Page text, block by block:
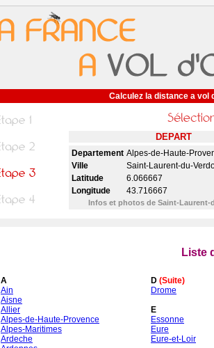
Calculez la distance a vol
DEPART
Departement Alpes-de-Haute-
Ville
Saint-Laurent-du-
Latitude
6.066667
Longitude
43.716667
Infos et photos de Saint-Laurent-
Liste
A
Ain
Aisne
Allier
Alpes-de-Haute-Provence
Alpes-Maritimes
Ardeche
D (Suite)
Drome
E
Essonne
Eure
Eure-et-Loir